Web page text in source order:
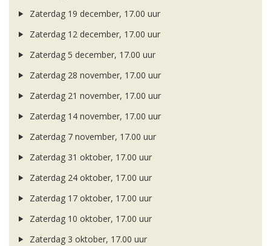
Zaterdag 19 december, 17.00 uur
Zaterdag 12 december, 17.00 uur
Zaterdag 5 december, 17.00 uur
Zaterdag 28 november, 17.00 uur
Zaterdag 21 november, 17.00 uur
Zaterdag 14 november, 17.00 uur
Zaterdag 7 november, 17.00 uur
Zaterdag 31 oktober, 17.00 uur
Zaterdag 24 oktober, 17.00 uur
Zaterdag 17 oktober, 17.00 uur
Zaterdag 10 oktober, 17.00 uur
Zaterdag 3 oktober, 17.00 uur